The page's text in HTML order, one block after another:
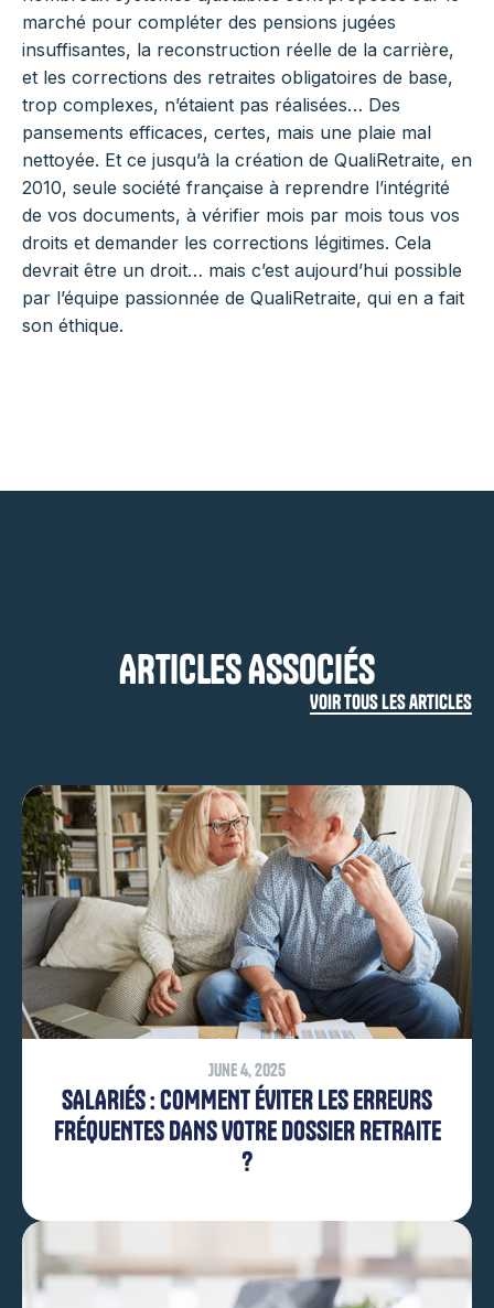
marché pour compléter des pensions jugées
insuffisantes, la reconstruction réelle de la carrière,
et les corrections des retraites obligatoires de base,
trop complexes, n’étaient pas réalisées… Des
pansements efficaces, certes, mais une plaie mal
nettoyée. Et ce jusqu’à la création de QualiRetraite, en
2010, seule société française à reprendre l’intégrité
de vos documents, à vérifier mois par mois tous vos
droits et demander les corrections légitimes. Cela
devrait être un droit… mais c’est aujourd’hui possible
par l’équipe passionnée de QualiRetraite, qui en a fait
son éthique.
ARTICLES ASSOCIÉS
VOIR TOUS LES articles
June 4, 2025
SALARIÉS : COMMENT ÉVITER LES ERREURS
FRÉQUENTES DANS VOTRE DOSSIER RETRAITE
?